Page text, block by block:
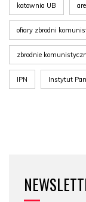
katownia UB
ofiary zbrodni
zbrodnie
IPN Instytut